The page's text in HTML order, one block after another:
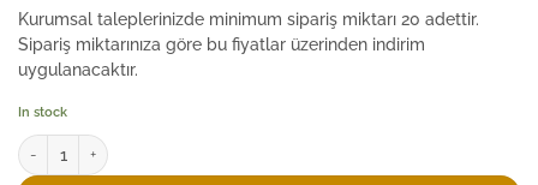
Kurumsal taleplerinizde minimum sipariş miktarı 20 adettir.
Sipariş miktarınıza göre bu fiyatlar üzerinden indirim
uygulanacaktır.
In stock
Elsanat İstanbul-x Ofis Başucu Sürahi Seti quantity